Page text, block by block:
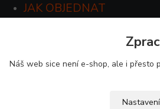
JAK OBJEDNAT
Náš web sice není e-shop, ale i přesto
Nastavení